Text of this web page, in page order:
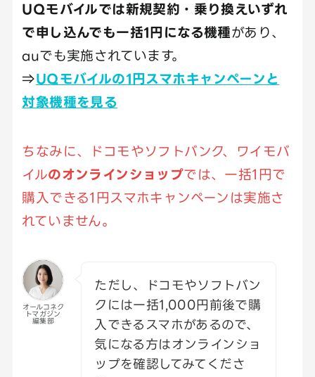
UQモバイルでは新規契約・乗り換えいずれ
で申し込んでも一括1円になる機種があり、
auでも実施されています。
⇒UQモバイルの1円スマホキャンペーンと
対象機種を見る
ちなみに、ドコモやソフトバンク、ワイモバ
イルのオンラインショップでは、一括1円で
購入できる1円スマホキャンペーンは実施さ
れていません。
オールコネク
トマガジン
編集部
ただし、ドコモやソフトバン
クには一括1,000円前後で購
入できるスマホがあるので、
気になる方はオンラインショ
ップを確認してみてくださ